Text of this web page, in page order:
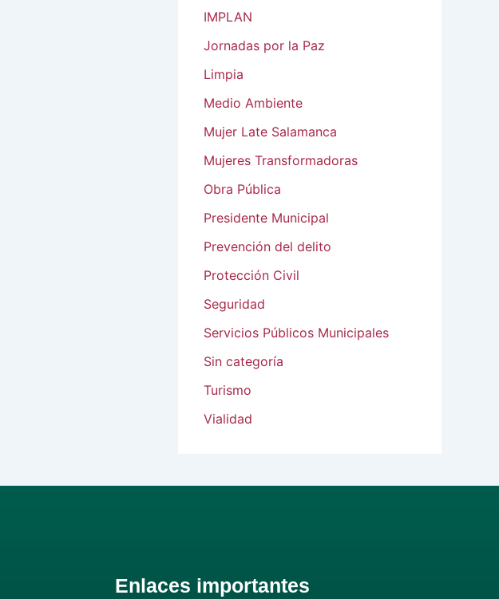
IMPLAN
Jornadas por la Paz
Limpia
Medio Ambiente
Mujer Late Salamanca
Mujeres Transformadoras
Obra Pública
Presidente Municipal
Prevención del delito
Protección Civil
Seguridad
Servicios Públicos Municipales
Sin categoría
Turismo
Vialidad
Enlaces importantes